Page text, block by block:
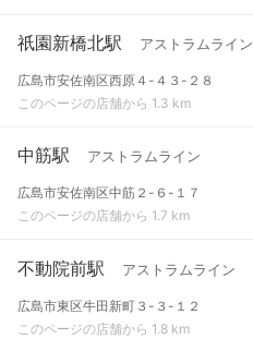
祇園新橋北駅 アストラムライン
広島市安佐南区西原４-４３-２８
このページの店舗から 1.3 km
中筋駅 アストラムライン
広島市安佐南区中筋２-６-１７
このページの店舗から 1.7 km
不動院前駅 アストラムライン
広島市東区牛田新町３-３-１２
このページの店舗から 1.8 km